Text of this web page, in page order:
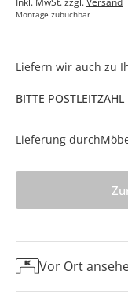
Montage zubuchbar
Liefern wir auch zu
BITTE
Lieferung durch
Vor Ort